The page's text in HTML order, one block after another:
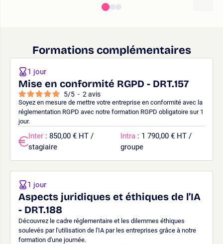
Formations complémentaires
Mise en conformité RGPD - DRT.157
5/5 - 2 avis
Soyez en mesure de mettre votre entreprise en conformité avec la
réglementation RGPD avec notre formation RGPD obligatoire sur 1
jour.
1 jour
Inter : 850,00 € HT /
stagiaire
Intra : 1 790,00 € HT /
groupe
Aspects juridiques et éthiques de l’IA
- DRT.188
Découvrez le cadre réglementaire et les dilemmes éthiques
soulevés par l'utilisation de l'IA par les entreprises grâce à notre
formation d'une journée.
1 jour